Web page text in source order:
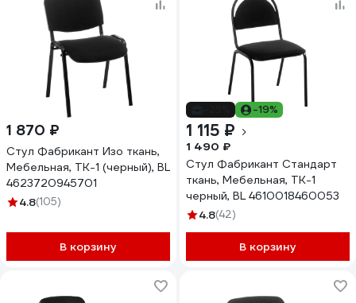
1 870 ₽
Стул Фабрикант Изо ткань,
Мебельная, ТК-1 (черный), BL
4623720945701
4.8(105)
В корзину
-19%
1 115 ₽
1 490 ₽
Стул Фабрикант Стандарт
ткань, Мебельная, ТК-1
черный, BL 4610018460053
4.8(42)
В корзину